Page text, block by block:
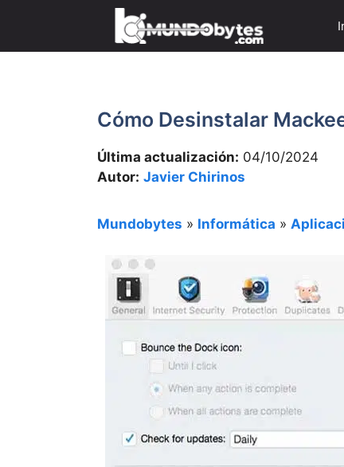
contenido
Cómo Desinstalar
Última actualización: 04/10/2024
Autor: Javier Chirinos
Mundobytes » Informática »